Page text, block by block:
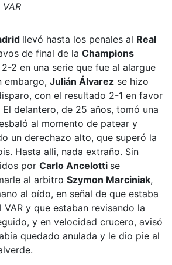
llevó hasta los penales al Real
de final de la Champions
2 en una serie que fue al alargue
embargo, Julián Álvarez se hizo
con el resultado 2-1 en favor
El delantero, de 25 años, tomó una
al momento de patear y
un derechazo alto, que superó la
Hasta alli, nada extraño. Sin
por Carlo Ancelotti se
al arbitro Szymon Marciniak,
al oído, en señal de que estaba
y que estaban revisando la
y en velocidad crucero, avisó
quedado anulada y le dio pie al